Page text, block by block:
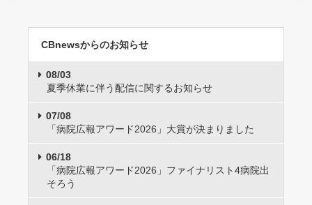
CBnewsからのお知らせ
08/03
夏季休業に伴う配信に関するお知らせ
07/08
「病院広報アワード2026」大賞が決まりました
06/18
「病院広報アワード2026」ファイナリスト4病院出
そろう